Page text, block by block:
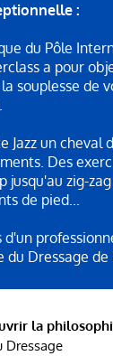
:
du Pôle
a pour
souplesse de
Jazz un cheval
Des
jusqu'au zig-
de pied...
d'un
du Dressage
la
Dressage